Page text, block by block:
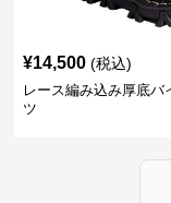
¥14,500 (税込)
レース編み込み厚底バ
ツ